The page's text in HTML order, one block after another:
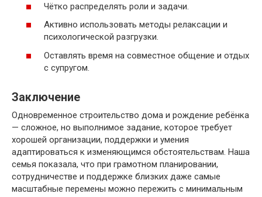
Чётко распределять роли и задачи.
Активно использовать методы релаксации и
психологической разгрузки.
Оставлять время на совместное общение и отдых
с супругом.
Заключение
Одновременное строительство дома и рождение ребёнка
— сложное, но выполнимое задание, которое требует
хорошей организации, поддержки и умения
адаптироваться к изменяющимся обстоятельствам. Наша
семья показала, что при грамотном планировании,
сотрудничестве и поддержке близких даже самые
масштабные перемены можно пережить с минимальным